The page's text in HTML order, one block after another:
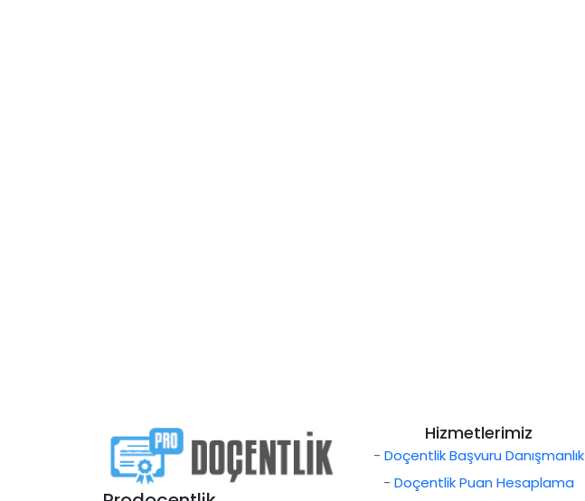
Hizmetlerimiz
- Doçentlik Başvuru Danışmanlık
- Doçentlik Puan Hesaplama